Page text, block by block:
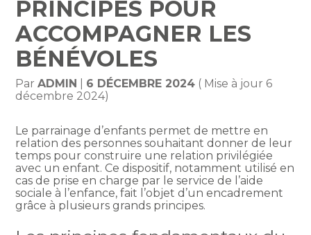
PRINCIPES POUR
ACCOMPAGNER LES
BÉNÉVOLES
ParADMIN 6 DÉCEMBRE 2024 ( Mise à jour 6
décembre 2024)
Le parrainage d’enfants permet de mettre en
relation des personnes souhaitant donner de leur
temps pour construire une relation privilégiée
avec un enfant. Ce dispositif, notamment utilisé en
cas de prise en charge par le service de l’aide
sociale à l’enfance, fait l’objet d’un encadrement
grâce à plusieurs grands principes.